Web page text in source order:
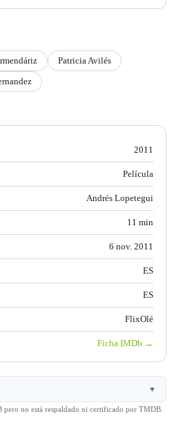
Patricia Avilés
2011
Película
Andrés Lopetegui
11 min
6 nov. 2011
ES
ES
FlixOlé
Ficha IMDb →
▼
pero no está respaldado ni certificado por TMDB.